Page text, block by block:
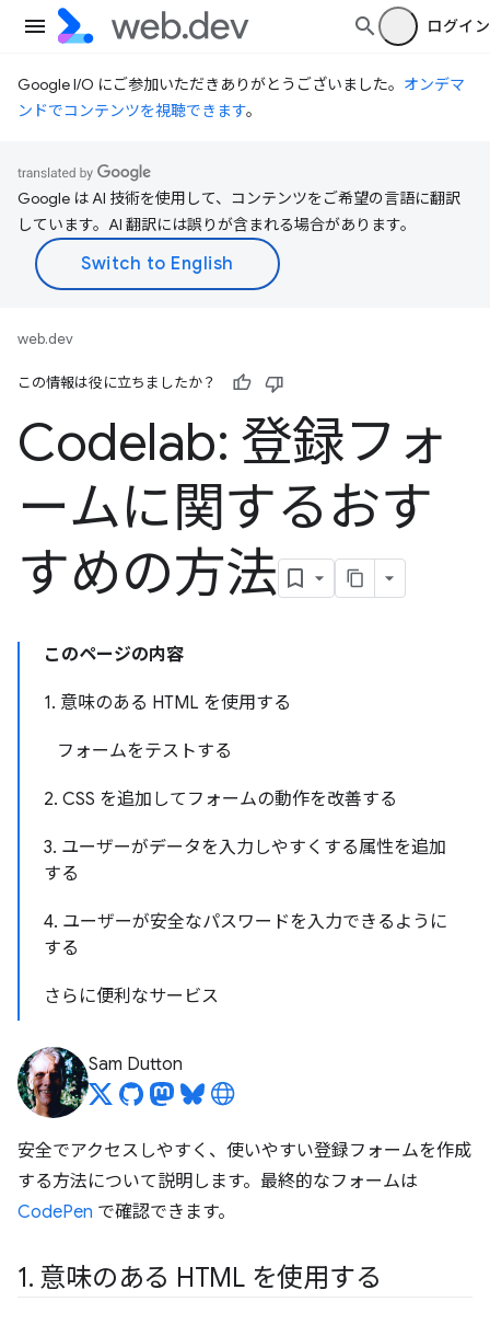
ログイン
Google I/O にご参加いただきありがとうございました。 オンデマ
ンドでコンテンツを視聴できます。
Google は AI 技術を使用して、コンテンツをご希望の言語に翻訳
しています。AI 翻訳には誤りが含まれる場合があります。
web.dev
この情報は役に立ちましたか？
Codelab: 登録フォ
ームに関するおす
すめの方法
このページの内容
1. 意味のある HTML を使用する
フォームをテストする
2. CSS を追加してフォームの動作を改善する
3. ユーザーがデータを入力しやすくする属性を追加
する
4. ユーザーが安全なパスワードを入力できるように
する
さらに便利なサービス
Sam Dutton
安全でアクセスしやすく、使いやすい登録フォームを作成
する方法について説明します。最終的なフォームは
CodePen で確認できます。
1. 意味のある HTML を使用する